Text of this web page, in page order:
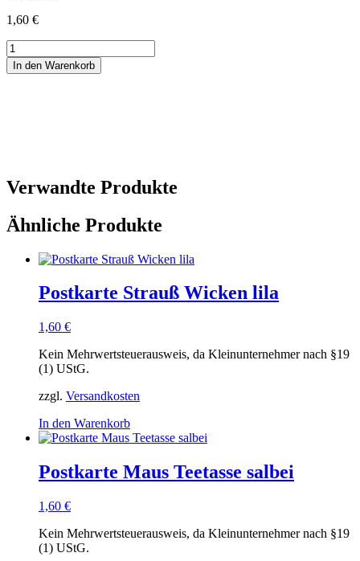
1,60 €
Postkarte
Maus
Schlitten
In den Warenkorb
Verwandte Produkte
Ähnliche Produkte
Postkarte Strauß Wicken lila
1,60 €
Kein Mehrwertsteuerausweis, da Kleinunternehmer nach §19
(1) UStG.
zzgl. Versandkosten
In den Warenkorb
Postkarte Maus Teetasse salbei
1,60 €
Kein Mehrwertsteuerausweis, da Kleinunternehmer nach §19
(1) UStG.